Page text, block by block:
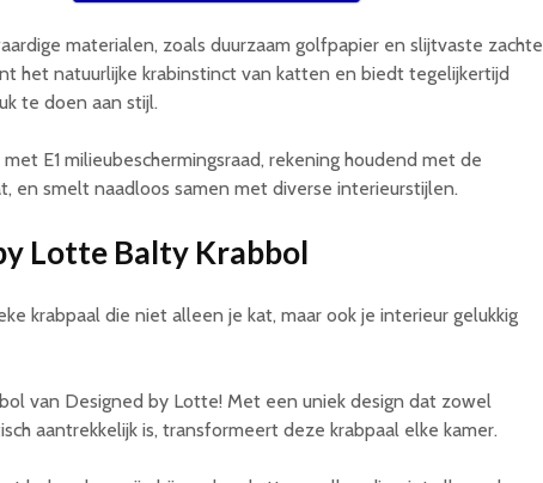
materialen, zoals duurzaam golfpapier en slijtvaste zachte
het natuurlijke krabinstinct van katten en biedt tegelijkertijd
te doen aan stijl.
E1 milieubeschermingsraad, rekening houdend met de
en smelt naadloos samen met diverse interieurstijlen.
Lotte Balty Krabbol
krabpaal die niet alleen je kat, maar ook je interieur gelukkig
van Designed by Lotte! Met een uniek design dat zowel
aantrekkelijk is, transformeert deze krabpaal elke kamer.